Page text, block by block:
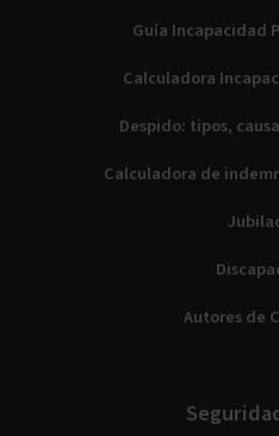
Guía Incapacidad
Calculadora
Despido: tipos,
Calculadora de
Autores de